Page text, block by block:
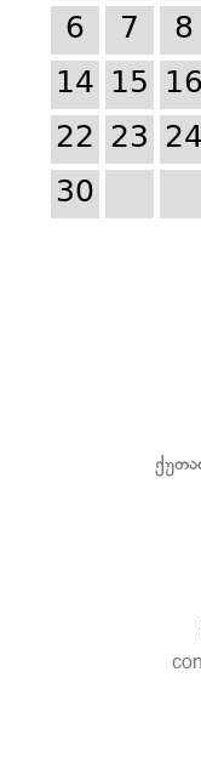
6
7 8
14 15 16
22 23 24
30